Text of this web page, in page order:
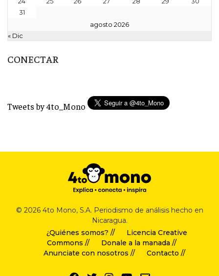
agosto 2026
31
« Dic
CONECTAR
Tweets by 4to_Mono
© 2026 4to Mono, S.A. Periodismo de análisis hecho en
Nicaragua.
¿Quiénes somos? //
Licencia Creative
Commons //
Donale a la manada //
Anunciate con nosotros //
Contacto //